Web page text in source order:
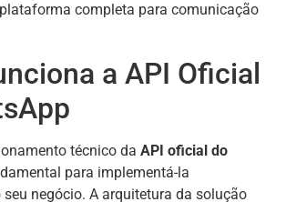
completa para comunicação
a API Oficial
técnico da API oficial do
para implementá-la
negócio. A arquitetura da solução